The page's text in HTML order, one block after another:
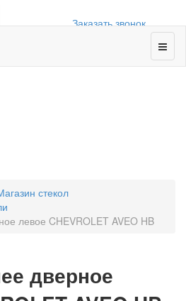
Заказать звонок
стекол
левое CHEVROLET AVEO HB
дверное